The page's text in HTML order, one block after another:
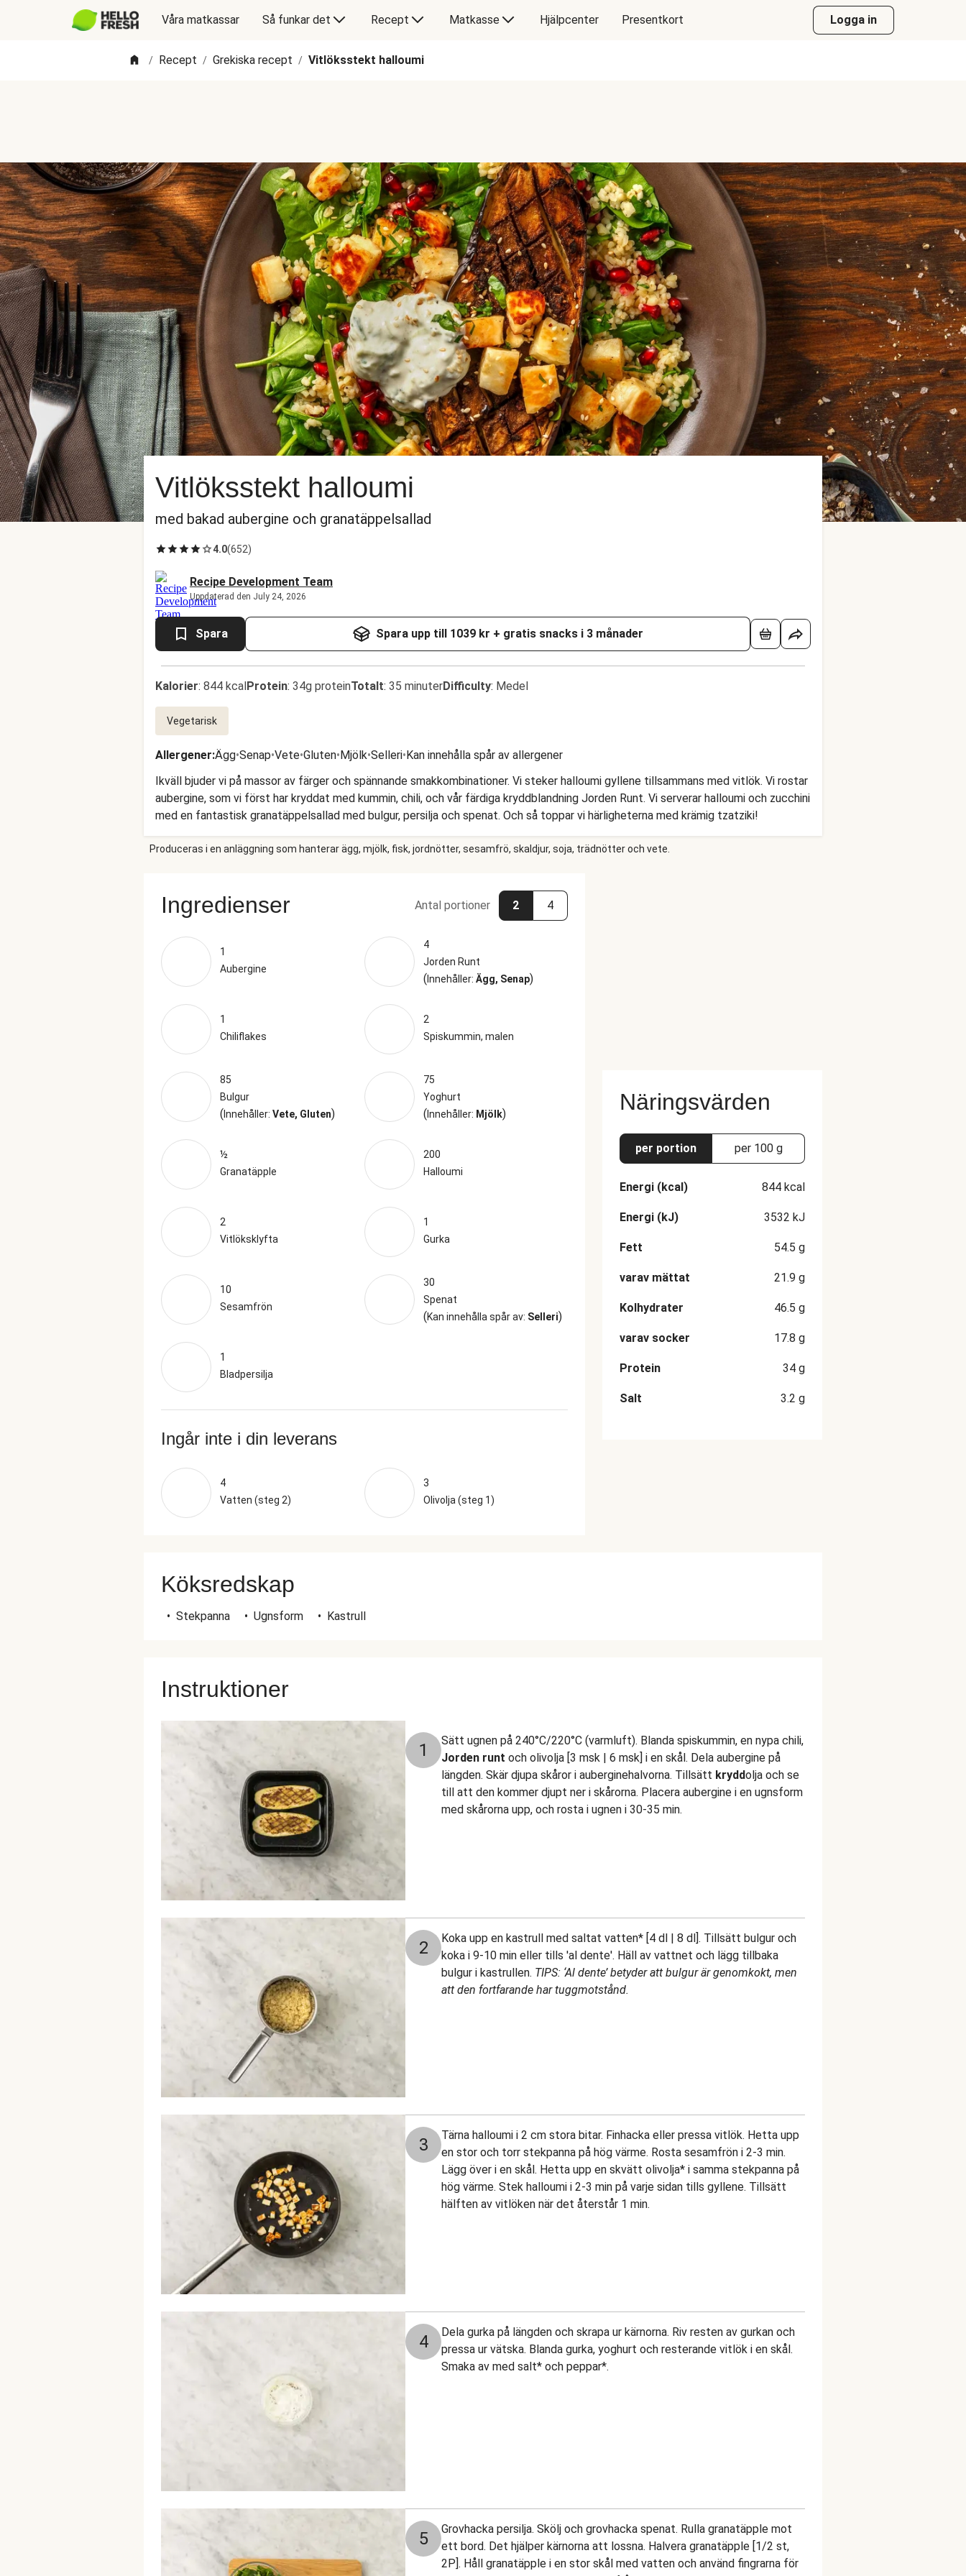
Våra matkassar Så funkar det Recept Matkasse Hjälpcenter Presentkort Logga in
/ Recept / Grekiska recept / Vitlöksstekt halloumi
Vitlöksstekt halloumi
med bakad aubergine och granatäppelsallad
4.0(652)
Recipe Development Team
Uppdaterad den July 24, 2026
Spara Spara upp till 1039 kr + gratis snacks i 3 månader
Kalorier: 844 kcalProtein: 34g proteinTotalt: 35 minuterDifficulty: Medel
Vegetarisk
Allergener:Ägg•Senap•Vete•Gluten•Mjölk•Selleri•Kan innehålla spår av allergener
Ikväll bjuder vi på massor av färger och spännande smakkombinationer. Vi steker halloumi gyllene tillsammans med vitlök. Vi rostar
aubergine, som vi först har kryddat med kummin, chili, och vår färdiga kryddblandning Jorden Runt. Vi serverar halloumi och zucchini
med en fantastisk granatäppelsallad med bulgur, persilja och spenat. Och så toppar vi härligheterna med krämig tzatziki!
Produceras i en anläggning som hanterar ägg, mjölk, fisk, jordnötter, sesamfrö, skaldjur, soja, trädnötter och vete.
Ingredienser Antal portioner 2 4
1
Aubergine
4
Jorden Runt
(Innehåller: Ägg, Senap)
1
Chiliflakes
2
Spiskummin, malen
85
Bulgur
(Innehåller: Vete, Gluten)
75
Yoghurt
(Innehåller: Mjölk)
½
Granatäpple
200
Halloumi
2
Vitlöksklyfta
1
Gurka
10
Sesamfrön
30
Spenat
(Kan innehålla spår av: Selleri)
1
Bladpersilja
Ingår inte i din leverans
4
Vatten (steg 2)
3
Olivolja (steg 1)
Näringsvärden
per portion per 100 g
Energi (kcal) 844 kcal
Energi (kJ) 3532 kJ
Fett 54.5 g
varav mättat 21.9 g
Kolhydrater 46.5 g
varav socker 17.8 g
Protein 34 g
Salt 3.2 g
Köksredskap
• Stekpanna • Ugnsform • Kastrull
Instruktioner
1 Sätt ugnen på 240°C/220°C (varmluft). Blanda spiskummin, en nypa chili,
Jorden runt och olivolja [3 msk | 6 msk] i en skål. Dela aubergine på
längden. Skär djupa skåror i auberginehalvorna. Tillsätt kryddolja och se
till att den kommer djupt ner i skårorna. Placera aubergine i en ugnsform
med skårorna upp, och rosta i ugnen i 30-35 min.
2
Koka upp en kastrull med saltat vatten* [4 dl | 8 dl]. Tillsätt bulgur och
koka i 9-10 min eller tills 'al dente'. Häll av vattnet och lägg tillbaka
bulgur i kastrullen. TIPS: ‘Al dente’ betyder att bulgur är genomkokt, men
att den fortfarande har tuggmotstånd.
3
Tärna halloumi i 2 cm stora bitar. Finhacka eller pressa vitlök. Hetta upp
en stor och torr stekpanna på hög värme. Rosta sesamfrön i 2-3 min.
Lägg över i en skål. Hetta upp en skvätt olivolja* i samma stekpanna på
hög värme. Stek halloumi i 2-3 min på varje sidan tills gyllene. Tillsätt
hälften av vitlöken när det återstår 1 min.
4
Dela gurka på längden och skrapa ur kärnorna. Riv resten av gurkan och
pressa ur vätska. Blanda gurka, yoghurt och resterande vitlök i en skål.
Smaka av med salt* och peppar*.
5
Grovhacka persilja. Skölj och grovhacka spenat. Rulla granatäpple mot
ett bord. Det hjälper kärnorna att lossna. Halvera granatäpple [1/2 st,
2P]. Håll granatäpple i en stor skål med vatten och använd fingrarna för